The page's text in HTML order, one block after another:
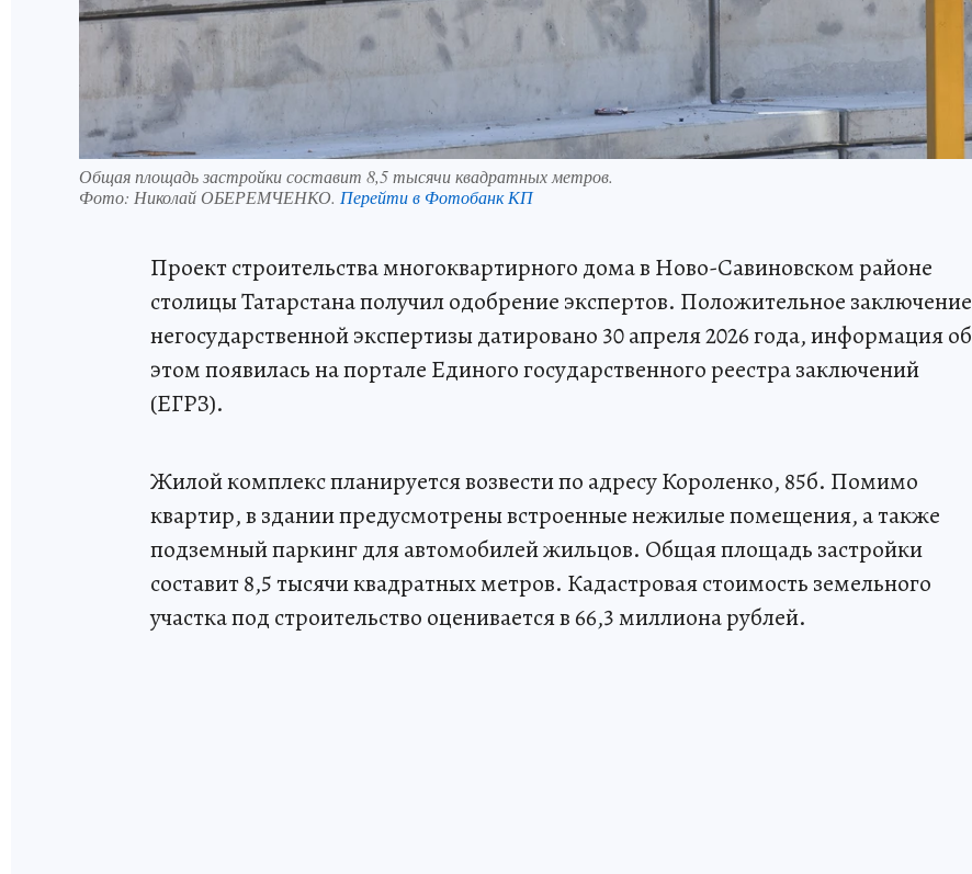
Общая площадь застройки составит 8,5 тысячи квадратных метров.
Фото: Николай ОБЕРЕМЧЕНКО. Перейти в Фотобанк КП
Проект строительства многоквартирного дома в Ново-Савиновском районе
столицы Татарстана получил одобрение экспертов. Положительное заключение
негосударственной экспертизы датировано 30 апреля 2026 года, информация об
этом появилась на портале Единого государственного реестра заключений
(ЕГРЗ).
Жилой комплекс планируется возвести по адресу Короленко, 85б. Помимо
квартир, в здании предусмотрены встроенные нежилые помещения, а также
подземный паркинг для автомобилей жильцов. Общая площадь застройки
составит 8,5 тысячи квадратных метров. Кадастровая стоимость земельного
участка под строительство оценивается в 66,3 миллиона рублей.